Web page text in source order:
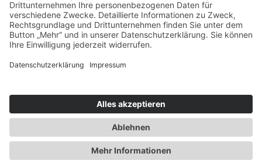
Di
09-12 Uhr und 13-18 Uhr
Fr
09-13 Uhr
DATENSCHUTZ IMPRESSUM ANFAHRT / KONTAKT
ERKLÄRUNG ZUR BARRIEREFREIHEIT